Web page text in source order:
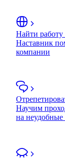
Найти работу
Наставник
компании
Научим
на